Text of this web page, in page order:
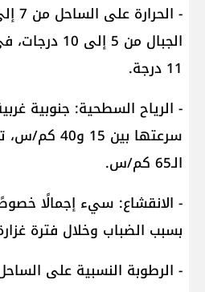
11 درجة.
- الرياح السطحية: جنوبية
سرعتها بين
الـ65 كم/س.
- الانقشاع: سيء إجمالًا
بسبب الضباب وخلال فترة
- الرطوبة النسبية على الساحل: بين